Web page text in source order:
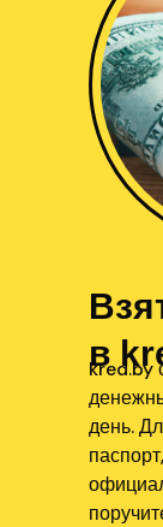
kred.by
день.
в